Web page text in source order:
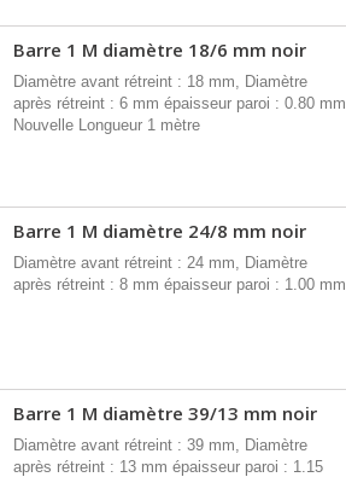
Barre 1 M diamètre 18/6 mm noir
Diamètre avant rétreint : 18 mm, Diamètre
après rétreint : 6 mm épaisseur paroi : 0.80 mm
Nouvelle Longueur 1 mètre
Barre 1 M diamètre 24/8 mm noir
Diamètre avant rétreint : 24 mm, Diamètre
après rétreint : 8 mm épaisseur paroi : 1.00 mm
Barre 1 M diamètre 39/13 mm noir
Diamètre avant rétreint : 39 mm, Diamètre
après rétreint : 13 mm épaisseur paroi : 1.15